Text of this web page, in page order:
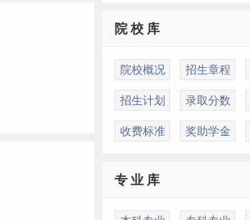
院 校 库
院校概况 招生章程
招生计划 录取分数
收费标准 奖助学金
专 业 库